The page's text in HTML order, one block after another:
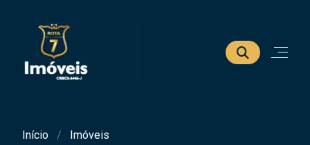
Início Imóveis